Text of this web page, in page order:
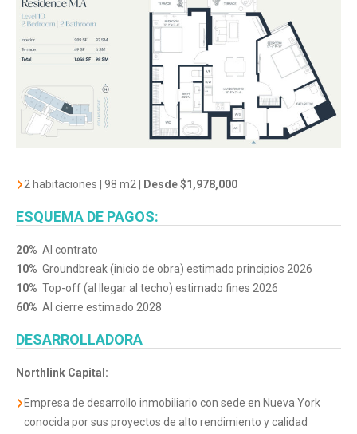
2 habitaciones 98 m2 Desde $1,978,000
ESQUEMA DE PAGOS:
20% Al contrato
10% Groundbreak (inicio de obra) estimado principios 2026
10% Top-off (al llegar al techo) estimado fines 2026
60% Al cierre estimado 2028
DESARROLLADORA
Northlink Capital:
Empresa de desarrollo inmobiliario con sede en Nueva York
conocida por sus proyectos de alto rendimiento y calidad